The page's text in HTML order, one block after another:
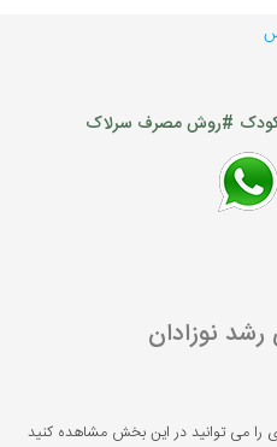
#روش مصرف سرلاک
نوزادان
را می توانید در این بخش مشاهده کنید